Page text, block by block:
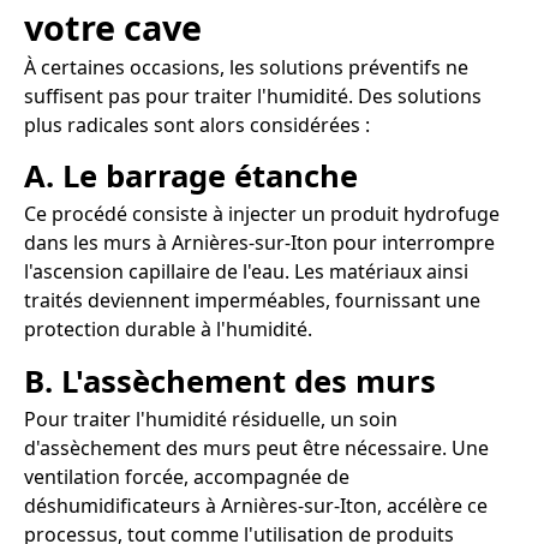
votre cave
À certaines occasions, les solutions préventifs ne
suffisent pas pour traiter l'humidité. Des solutions
plus radicales sont alors considérées :
A. Le barrage étanche
Ce procédé consiste à injecter un produit hydrofuge
dans les murs à Arnières-sur-Iton pour interrompre
l'ascension capillaire de l'eau. Les matériaux ainsi
traités deviennent imperméables, fournissant une
protection durable à l'humidité.
B. L'assèchement des murs
Pour traiter l'humidité résiduelle, un soin
d'assèchement des murs peut être nécessaire. Une
ventilation forcée, accompagnée de
déshumidificateurs à Arnières-sur-Iton, accélère ce
processus, tout comme l'utilisation de produits